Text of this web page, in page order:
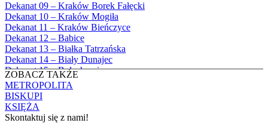
1994
1995
1996
1997
1998
1999
2000
2001
2002
2003
2004
Biały Kościół, Parafia św. Mikołaja
Bibice, Parafia Matki Bożej Nieustającej
Pomocy
Bieńkówka, Parafia Przenajświętszej Trójcy
Biertowice, Parafia Matki Bożej
Różańcowej
Biórków Wielki, Parafia Wniebowzięcia
NMP
Biskupice, Parafia św. Marcina
Bobrek, Parafia Przenajświętszej Trójcy
Bodzanów, Parafia Świętych Apostołów
Dekanat 09 – Kraków Borek Fałęcki
Dekanat 10 – Kraków Mogiła
Dekanat 11 – Kraków Bieńczyce
Dekanat 12 – Babice
Dekanat 13 – Białka Tatrzańska
Dekanat 14 – Biały Dunajec
Dekanat 15 – Bolechowice
Dekanat 16 – Chrzanów
Dekanat 17 – Czarny Dunajec
Dekanat 18 – Czernichów
Dekanat 19 – Dobczyce
ZOBACZ TAKŻE
METROPOLITA
BISKUPI
KSIĘŻA
Skontaktuj się z nami!